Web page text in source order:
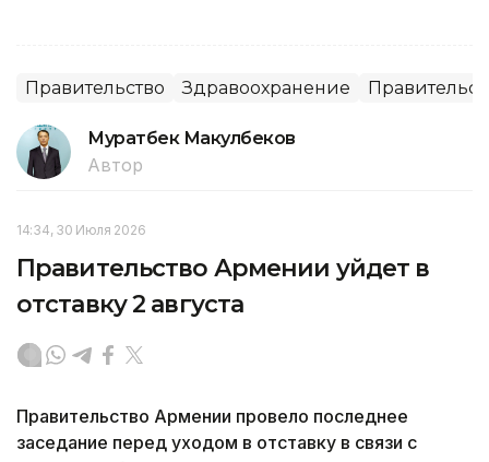
Правительство Здравоохранение
Муратбек Макулбеков
Автор
14:34, 30 Июля 2026
Правительство Армении уйдет в
отставку 2 августа
Правительство Армении провело последнее
заседание перед уходом в отставку в связи с